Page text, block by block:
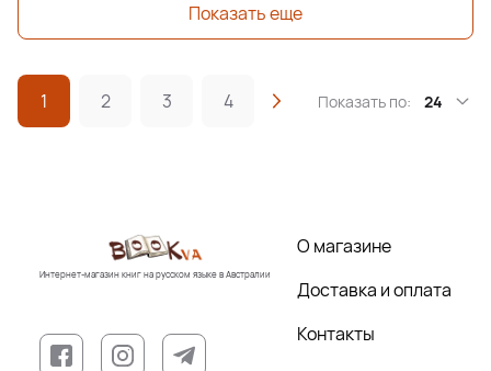
Показать еще
1 2 3 4 Показать по: 24
Интернет-магазин книг на русском языке в Австралии
О магазине
Доставка и оплата
Контакты